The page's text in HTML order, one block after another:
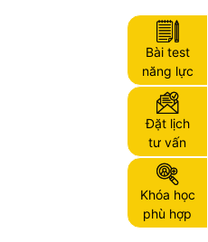
Bài test
năng lực
Đặt lịch
tư vấn
Khóa học
phù hợp